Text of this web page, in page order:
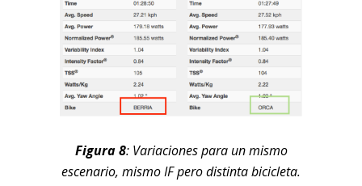
Figura 8: Variaciones para un mismo
escenario, mismo IF pero distinta bicicleta.